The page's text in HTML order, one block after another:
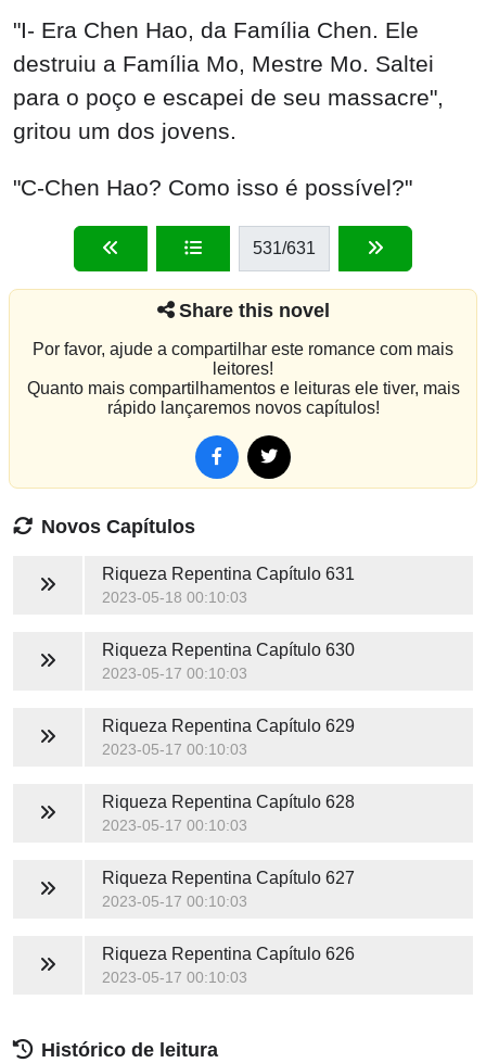
"I- Era Chen Hao, da Família Chen. Ele
destruiu a Família Mo, Mestre Mo. Saltei
para o poço e escapei de seu massacre",
gritou um dos jovens.
"C-Chen Hao? Como isso é possível?"
531/631
Share this novel
Por favor, ajude a compartilhar este romance com mais
leitores!
Quanto mais compartilhamentos e leituras ele tiver, mais
rápido lançaremos novos capítulos!
Novos Capítulos
Riqueza Repentina Capítulo 631
2023-05-18 00:10:03
Riqueza Repentina Capítulo 630
2023-05-17 00:10:03
Riqueza Repentina Capítulo 629
2023-05-17 00:10:03
Riqueza Repentina Capítulo 628
2023-05-17 00:10:03
Riqueza Repentina Capítulo 627
2023-05-17 00:10:03
Riqueza Repentina Capítulo 626
2023-05-17 00:10:03
Histórico de leitura